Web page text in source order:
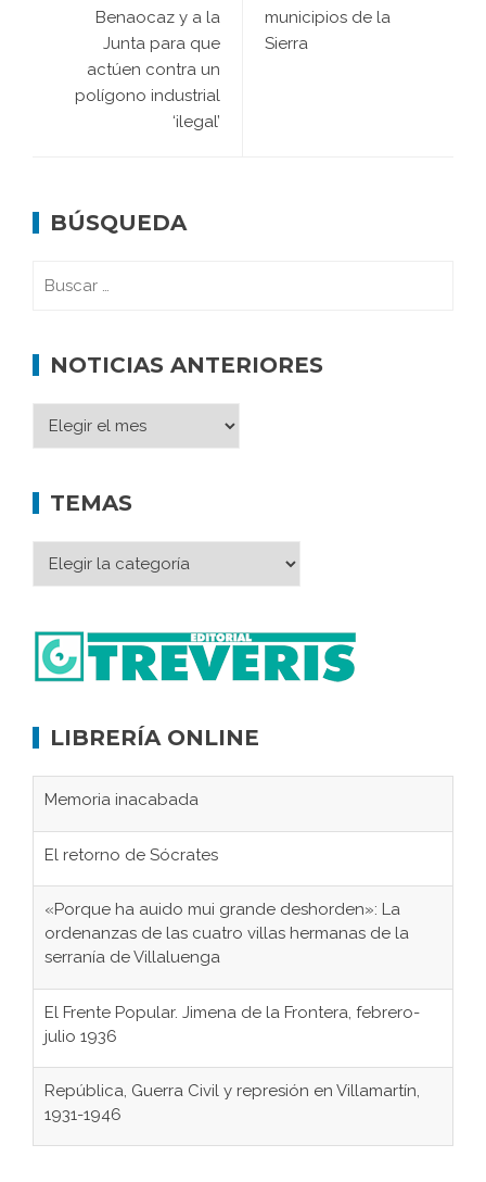
Benaocaz y a la
Junta para que
actúen contra un
polígono industrial
‘ilegal’
municipios de la
Sierra
BÚSQUEDA
NOTICIAS ANTERIORES
TEMAS
LIBRERÍA ONLINE
Memoria inacabada
El retorno de Sócrates
«Porque ha auido mui grande deshorden»: La
ordenanzas de las cuatro villas hermanas de la
serranía de Villaluenga
El Frente Popular. Jimena de la Frontera, febrero-
julio 1936
República, Guerra Civil y represión en Villamartín,
1931-1946